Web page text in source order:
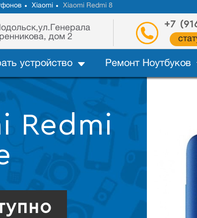
Xiaomi Xiaomi Redmi 8
дом 2
+7
устройство Ремонт Ноутбуков
Redmi